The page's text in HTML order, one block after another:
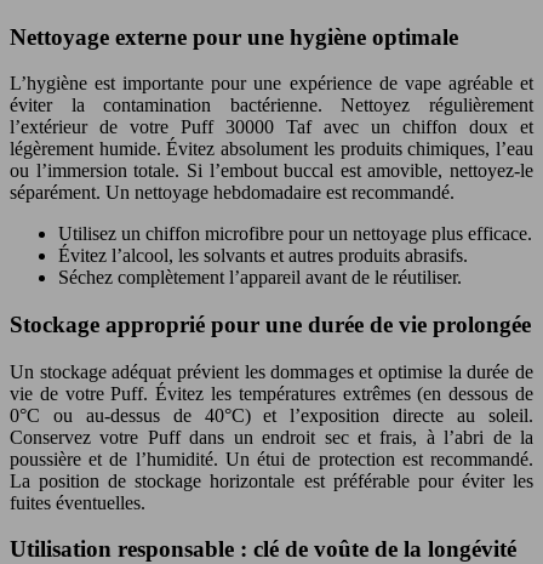
Nettoyage externe pour une hygiène optimale
L’hygiène est importante pour une expérience de vape agréable et
éviter la contamination bactérienne. Nettoyez régulièrement
l’extérieur de votre Puff 30000 Taf avec un chiffon doux et
légèrement humide. Évitez absolument les produits chimiques, l’eau
ou l’immersion totale. Si l’embout buccal est amovible, nettoyez-le
séparément. Un nettoyage hebdomadaire est recommandé.
Utilisez un chiffon microfibre pour un nettoyage plus efficace.
Évitez l’alcool, les solvants et autres produits abrasifs.
Séchez complètement l’appareil avant de le réutiliser.
Stockage approprié pour une durée de vie prolongée
Un stockage adéquat prévient les dommages et optimise la durée de
vie de votre Puff. Évitez les températures extrêmes (en dessous de
0°C ou au-dessus de 40°C) et l’exposition directe au soleil.
Conservez votre Puff dans un endroit sec et frais, à l’abri de la
poussière et de l’humidité. Un étui de protection est recommandé.
La position de stockage horizontale est préférable pour éviter les
fuites éventuelles.
Utilisation responsable : clé de voûte de la longévité